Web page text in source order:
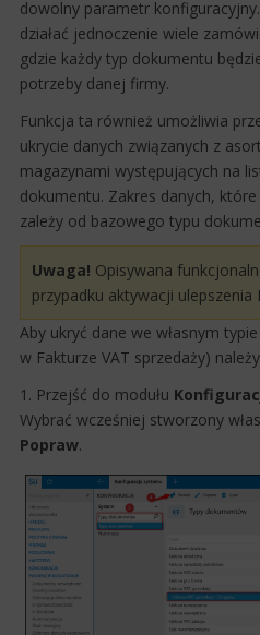
dowolny parametr
działać jednoczenie wiele
gdzie każdy typ dokumentu
potrzeby danej firmy.
Funkcja ta również umożliwia
ukrycie danych związanych z
magazynami występujących na
dokumentu. Zakres danych,
zależy od bazowego typu
Uwaga! Opisywana
przypadku aktywacji ulepszenia
Aby ukryć dane we własnym
w Fakturze VAT sprzedaży)
1. Przejść do modułu
Wybrać wcześniej stworzony
Popraw.